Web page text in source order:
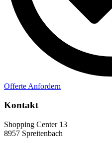
Offerte Anfordern
Kontakt
Shopping Center 13
8957 Spreitenbach